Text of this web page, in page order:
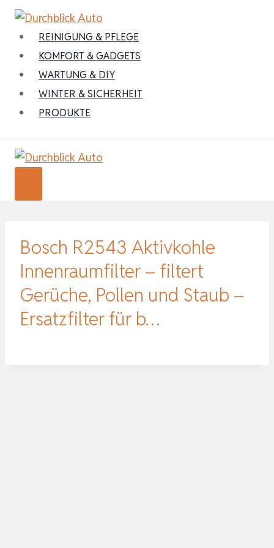
Zum
Inhalt
springen
REINIGUNG & PFLEGE
KOMFORT & GADGETS
WARTUNG & DIY
WINTER & SICHERHEIT
PRODUKTE
Bosch R2543 Aktivkohle
Innenraumfilter – filtert
Gerüche, Pollen und Staub –
Ersatzfilter für b…